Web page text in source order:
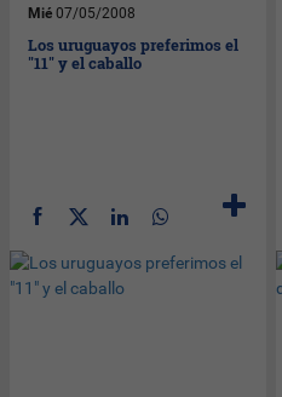
Mié 07/05/2008
Los uruguayos preferimos el
"11" y el caballo